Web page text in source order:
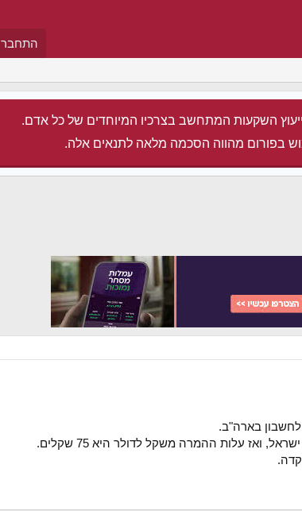
התחבר
ייעוץ השקעות המתחשב בצרכיו המיוחדים של כל אדם.
בפורום מהווה הסכמה מלאה לתנאים אלה.